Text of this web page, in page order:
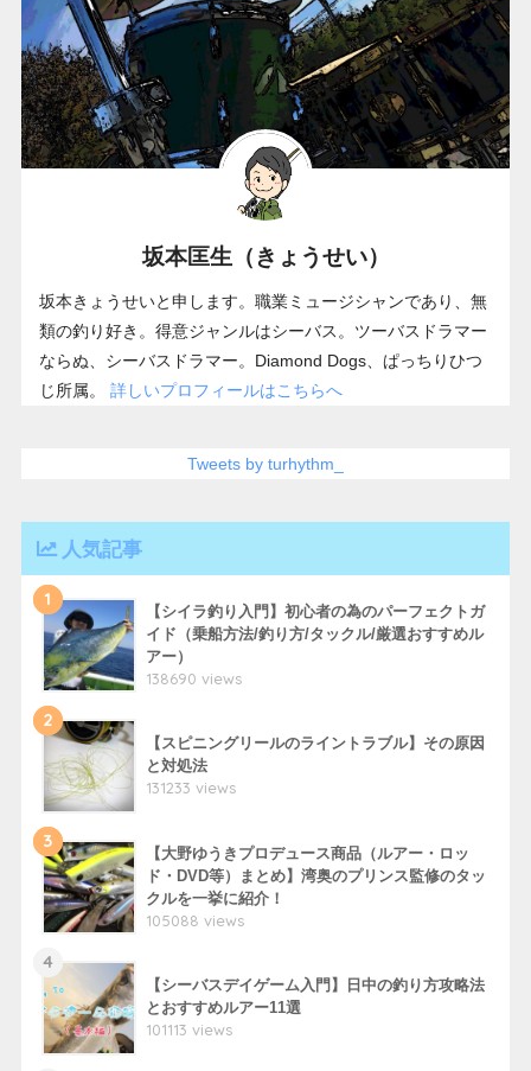
坂本匡生（きょうせい）
坂本きょうせいと申します。職業ミュージシャンであり、無
類の釣り好き。得意ジャンルはシーバス。ツーバスドラマー
ならぬ、シーバスドラマー。Diamond Dogs、ぱっちりひつ
じ所属。 詳しいプロフィールはこちらへ
Tweets by turhythm_
人気記事
1
【シイラ釣り入門】初心者の為のパーフェクトガ
イド（乗船方法/釣り方/タックル/厳選おすすめル
アー）
138690 views
2
【スピニングリールのライントラブル】その原因
と対処法
131233 views
3
【大野ゆうきプロデュース商品（ルアー・ロッ
ド・DVD等）まとめ】湾奥のプリンス監修のタッ
クルを一挙に紹介！
105088 views
4
【シーバスデイゲーム入門】日中の釣り方攻略法
とおすすめルアー11選
101113 views